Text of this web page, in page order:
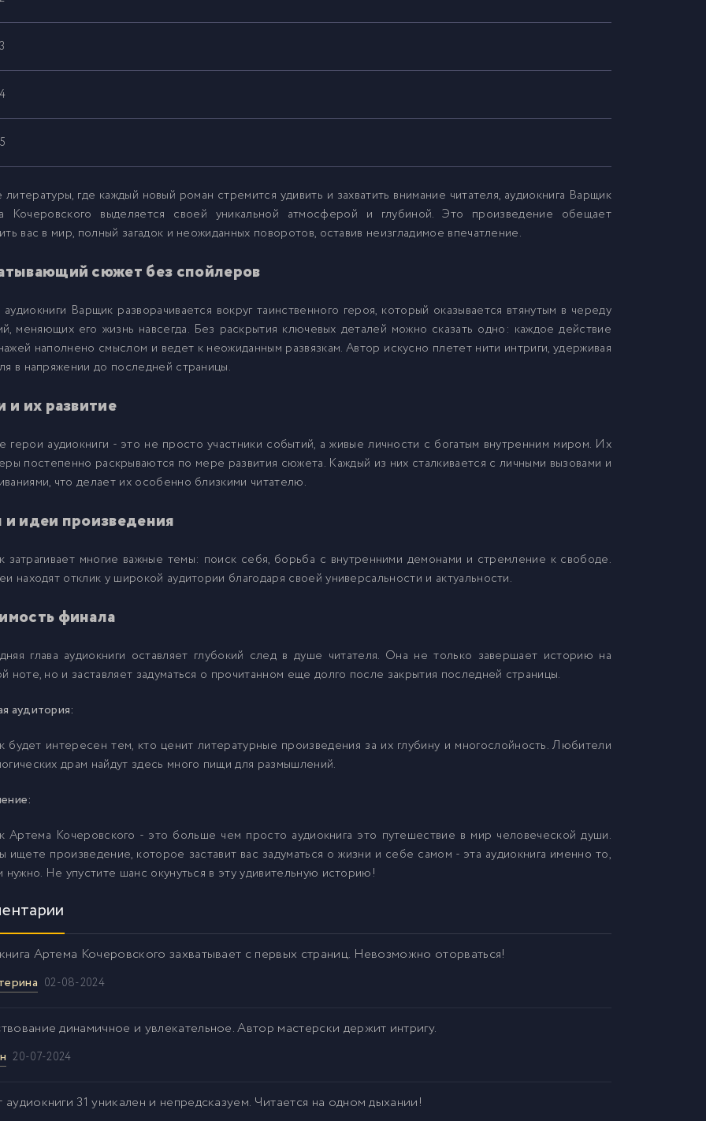
где каждый новый роман стремится удивить и захватить внимание читателя, аудиокнига Варщик
Кочеровского выделяется своей уникальной атмосферой и глубиной. Это произведение обещает
вас в мир, полный загадок и неожиданных поворотов, оставив неизгладимое впечатление.
сюжет без спойлеров
Варщик разворачивается вокруг таинственного героя, который оказывается втянутым в череду
меняющих его жизнь навсегда. Без раскрытия ключевых деталей можно сказать одно: каждое действие
наполнено смыслом и ведет к неожиданным развязкам. Автор искусно плетет нити интриги, удерживая
в напряжении до последней страницы.
и их развитие
герои аудиокниги - это не просто участники событий, а живые личности с богатым внутренним миром. Их
постепенно раскрываются по мере развития сюжета. Каждый из них сталкивается с личными вызовами и
что делает их особенно близкими читателю.
идеи произведения
затрагивает многие важные темы: поиск себя, борьба с внутренними демонами и стремление к свободе.
находят отклик у широкой аудитории благодаря своей универсальности и актуальности.
финала
глава аудиокниги оставляет глубокий след в душе читателя. Она не только завершает историю на
ноте, но и заставляет задуматься о прочитанном еще долго после закрытия последней страницы.
аудитория:
будет интересен тем, кто ценит литературные произведения за их глубину и многослойность. Любители
драм найдут здесь много пищи для размышлений.
Артема Кочеровского - это больше чем просто аудиокнига это путешествие в мир человеческой души.
ищете произведение, которое заставит вас задуматься о жизни и себе самом - эта аудиокнига именно то,
нужно. Не упустите шанс окунуться в эту удивительную историю!
Артема Кочеровского захватывает с первых страниц. Невозможно оторваться!
02-08-2024
динамичное и увлекательное. Автор мастерски держит интригу.
20-07-2024
31 уникален и непредсказуем. Читается на одном дыхании!